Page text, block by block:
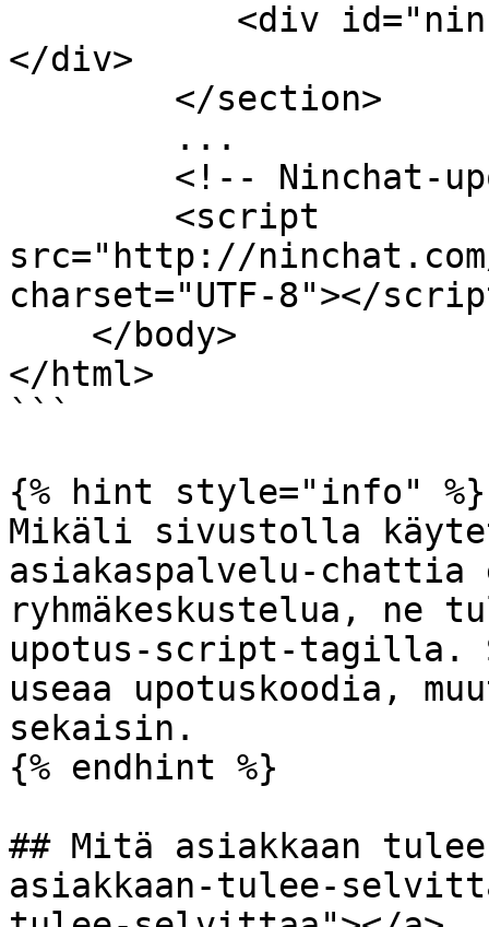
</div>
src="http://
charset="UTF-8"></
</html>
```
{% hint style="info" %}
Mikäli sivustolla
asiakaspalvelu-
ryhmäkeskustelua, ne
upotus-script-tagilla.
useaa upotuskoodia,
sekaisin.
{% endhint %}
## Mitä asiakkaan
asiakkaan-tulee-